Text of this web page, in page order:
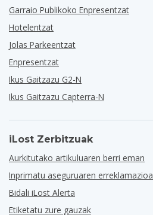
Garraio Publikoko Enpresentzat
Hotelentzat
Jolas Parkeentzat
Enpresentzat
Ikus Gaitzazu G2-N
Ikus Gaitzazu Capterra-N
iLost Zerbitzuak
Aurkitutako artikuluaren berri eman
Inprimatu aseguruaren erreklamazioa
Bidali iLost Alerta
Etiketatu zure gauzak